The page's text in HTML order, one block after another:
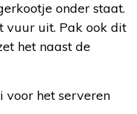
onder staat.
vuur uit. Pak ook dit
het naast de
voor het serveren